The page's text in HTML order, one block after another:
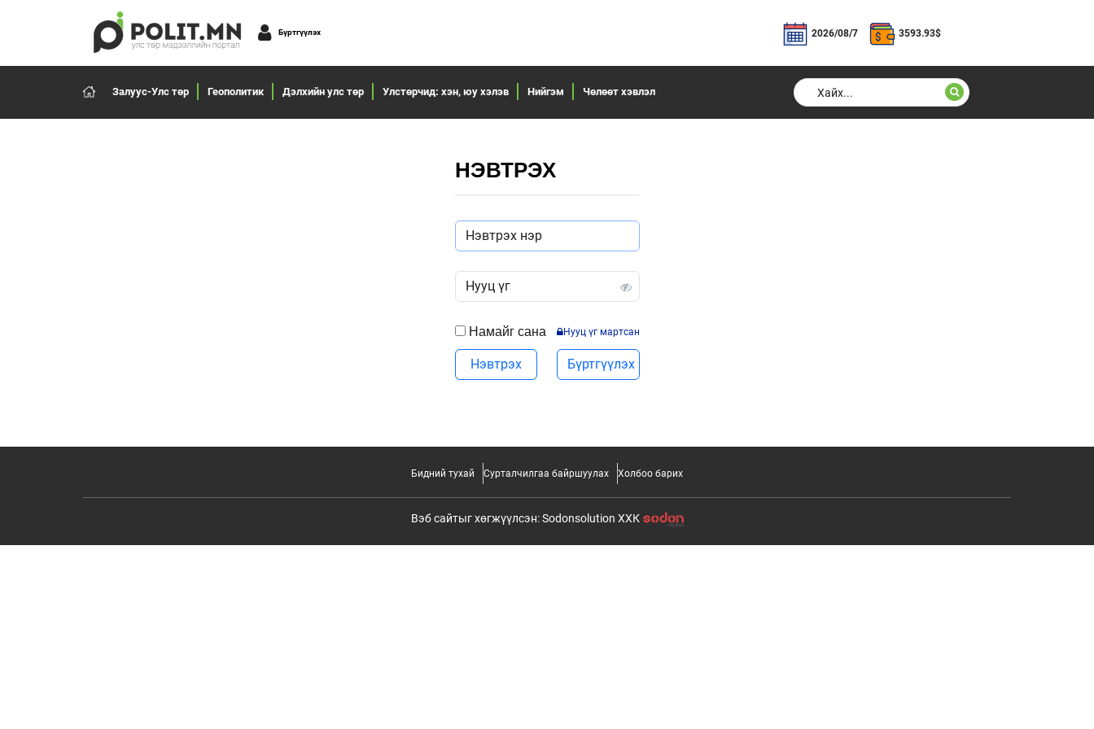
Бүртгүүлэх 2026/08/7 3593.93$
Залуус-Улс төр Геополитик Дэлхийн улс төр Улстөрчид: хэн, юу хэлэв Нийгэм Чөлөөт хэвлэл
НЭВТРЭХ
Намайг сана Нууц үг мартсан
Нэвтрэх Бүртгүүлэх
Бидний тухай Сурталчилгаа байршуулах Холбоо барих
Вэб сайтыг хөгжүүлсэн: Sodonsolution ХХК